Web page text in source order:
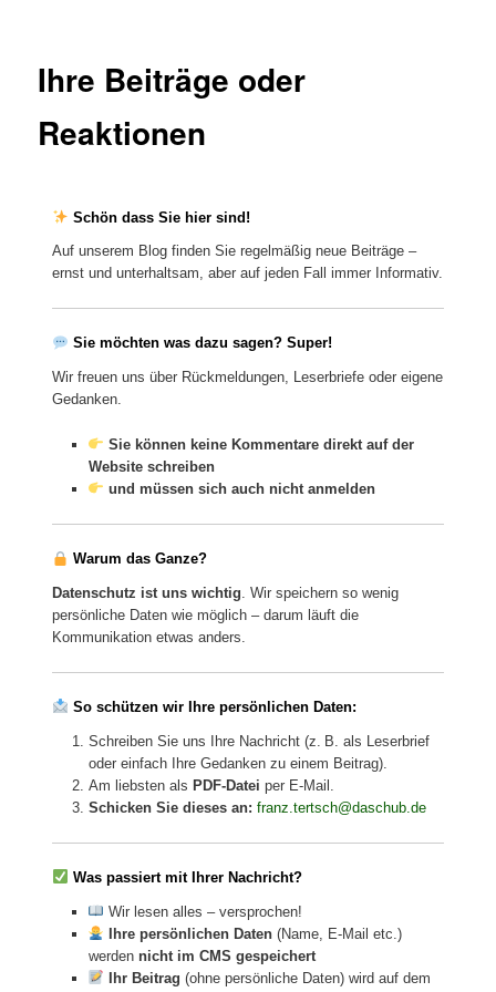
Ihre Beiträge oder
Reaktionen
Schön dass Sie hier sind!
Auf unserem Blog finden Sie regelmäßig neue Beiträge –
ernst und unterhaltsam, aber auf jeden Fall immer Informativ.
Sie möchten was dazu sagen? Super!
Wir freuen uns über Rückmeldungen, Leserbriefe oder eigene
Gedanken.
Sie können keine Kommentare direkt auf der
Website schreiben
und müssen sich auch nicht anmelden
Warum das Ganze?
Datenschutz ist uns wichtig . Wir speichern so wenig
persönliche Daten wie möglich – darum läuft die
Kommunikation etwas anders.
So schützen wir Ihre persönlichen Daten:
Schreiben Sie uns Ihre Nachricht (z. B. als Leserbrief
oder einfach Ihre Gedanken zu einem Beitrag).
Am liebsten als PDF-Datei per E-Mail.
Schicken Sie dieses an: franz.tertsch@daschub.de
Was passiert mit Ihrer Nachricht?
Wir lesen alles – versprochen!
Ihre persönlichen Daten (Name, E-Mail etc.)
werden nicht im CMS gespeichert
Ihr Beitrag (ohne persönliche Daten) wird auf dem